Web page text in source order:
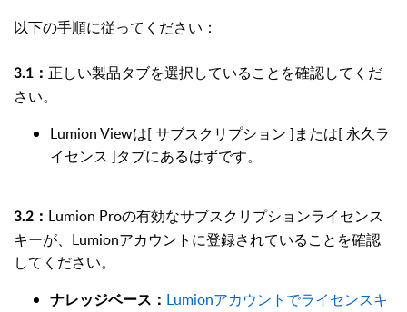
以下の手順に従ってください：
3.1： 正しい製品タブを選択していることを確認してくだ
さい。
Lumion Viewは[ サブスクリプション ]または[ 永久ラ
イセンス ]タブにあるはずです。
3.2： Lumion Proの有効なサブスクリプションライセンス
キーが、Lumionアカウントに登録されていることを確認
してください。
ナレッジベース： Lumionアカウントでライセンスキ